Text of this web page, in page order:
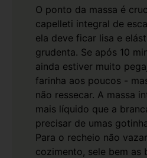
O ponto da massa é
capelleti integral de
ela deve ficar lisa e
grudenta. Se após 10
ainda estiver muito
farinha aos poucos -
não ressecar. A massa
mais líquido que a
precisar de umas
Para o recheio não
cozimento, sele bem as